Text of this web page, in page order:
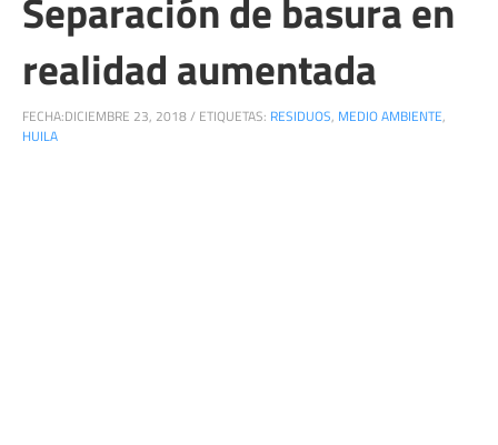
realidad aumentada
FECHA:DICIEMBRE 23, 2018/ ETIQUETAS: RESIDUOS, MEDIO AMBIENTE,
HUILA